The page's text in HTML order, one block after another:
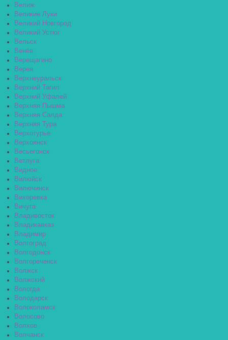
Велиж
Великие Луки
Великий Новгород
Великий Устюг
Вельск
Венёв
Верещагино
Верея
Верхнеуральск
Верхний Тагил
Верхний Уфалей
Верхняя Пышма
Верхняя Салда
Верхняя Тура
Верхотурье
Верхоянск
Весьегонск
Ветлуга
Видное
Вилюйск
Вилючинск
Вихоревка
Вичуга
Владивосток
Владикавказ
Владимир
Волгоград
Волгодонск
Волгореченск
Волжск
Волжский
Вологда
Володарск
Волоколамск
Волосово
Волхов
Волчанск